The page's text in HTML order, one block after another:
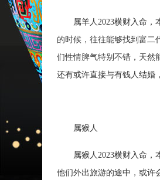
属羊人2023横财入命，本
的时候，往往能够找到富二
们性情脾气特别不错，天然
还有或许直接与有钱人结婚
属猴人
属猴人2023横财入命，本
他们外出旅游的途中，或许